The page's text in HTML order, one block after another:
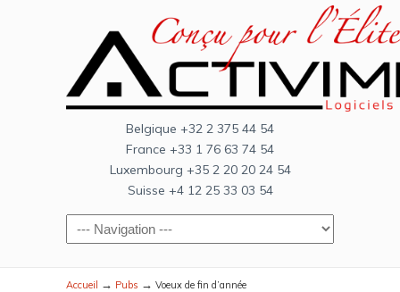
Belgique +32 2 375 44 54
France +33 1 76 63 74 54
Luxembourg +35 2 20 20 24 54
Suisse +4 12 25 33 03 54
Accueil → Pubs → Voeux de fin d’année